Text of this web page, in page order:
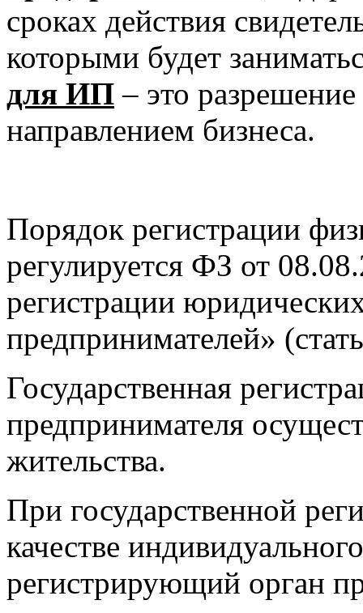
сроках действия
которыми будет
для ИП – это
направлением бизнеса.
Порядок регистрации
регулируется ФЗ от
регистрации
предпринимателей»
Государственная
предпринимателя
жительства.
При государственной
качестве
регистрирующий орган